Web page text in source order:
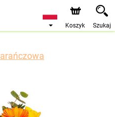
pośrednictwem naszego
możliwy termin dostawy
powodu urlopu.
Koszyk Szukaj